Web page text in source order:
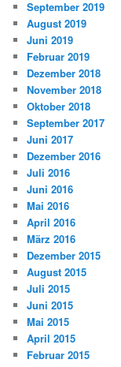
September 2019
August 2019
Juni 2019
Februar 2019
Dezember 2018
November 2018
Oktober 2018
September 2017
Juni 2017
Dezember 2016
Juli 2016
Juni 2016
Mai 2016
April 2016
März 2016
Dezember 2015
August 2015
Juli 2015
Juni 2015
Mai 2015
April 2015
Februar 2015